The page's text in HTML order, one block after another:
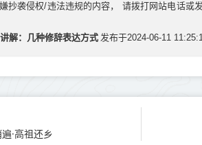
抄袭侵权/违法违规的内容， 请拨打网站电话或
解：几种修辞表达方式 发布于2024-06-11
·高祖还乡